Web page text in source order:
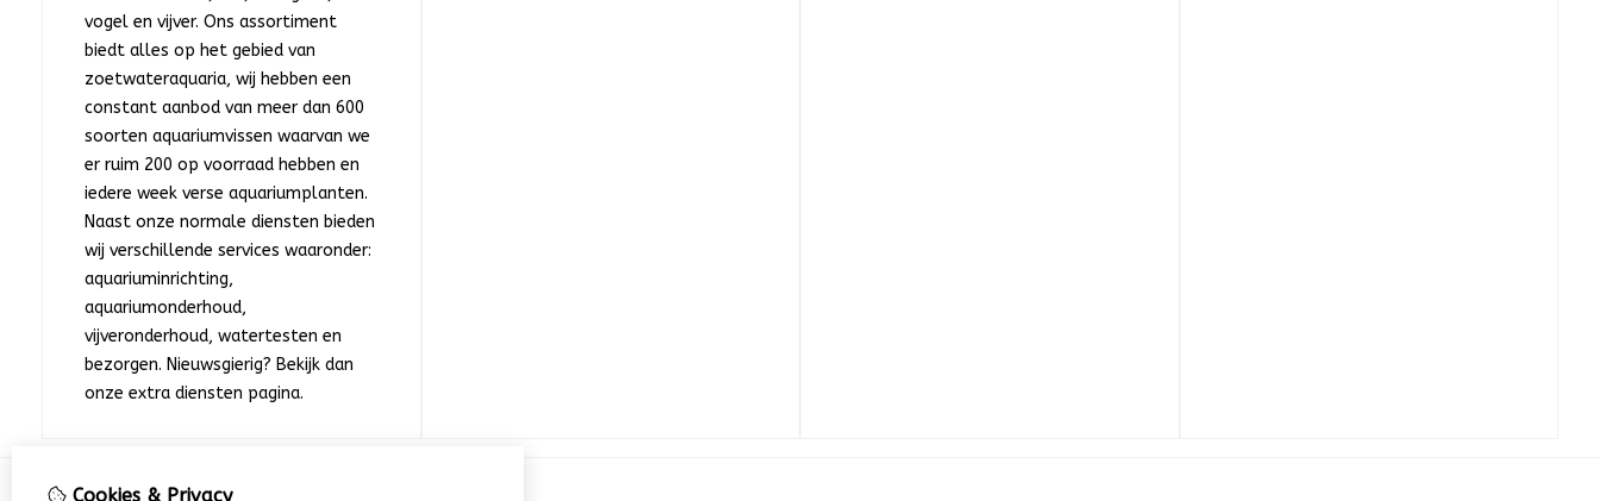
vogel en vijver. Ons assortiment
biedt alles op het gebied van
zoetwateraquaria, wij hebben een
constant aanbod van meer dan 600
soorten aquariumvissen waarvan we
er ruim 200 op voorraad hebben en
iedere week verse aquariumplanten.
Naast onze normale diensten bieden
wij verschillende services waaronder:
aquariuminrichting,
aquariumonderhoud,
vijveronderhoud, watertesten en
bezorgen. Nieuwsgierig? Bekijk dan
onze extra diensten pagina.
Cookies & Privacy